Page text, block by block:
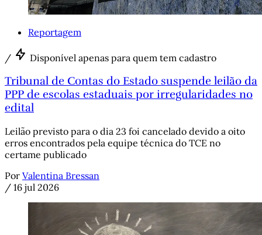
Reportagem
/ Disponível apenas para quem tem cadastro
Tribunal de Contas do Estado suspende leilão da
PPP de escolas estaduais por irregularidades no
edital
Leilão previsto para o dia 23 foi cancelado devido a oito
erros encontrados pela equipe técnica do TCE no
certame publicado
Por Valentina Bressan
/ 16 jul 2026